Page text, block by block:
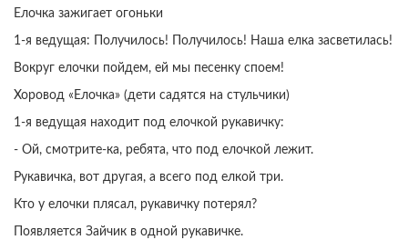
Елочка зажигает огоньки
1-я ведущая: Получилось! Получилось! Наша елка засветилась!
Вокруг елочки пойдем, ей мы песенку споем!
Хоровод «Елочка» (дети садятся на стульчики)
1-я ведущая находит под елочкой рукавичку:
- Ой, смотрите-ка, ребята, что под елочкой лежит.
Рукавичка, вот другая, а всего под елкой три.
Кто у елочки плясал, рукавичку потерял?
Появляется Зайчик в одной рукавичке.